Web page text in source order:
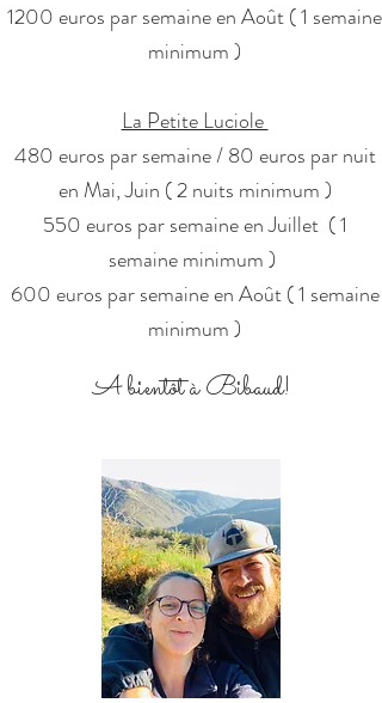
1200 euros par semaine en Août ( 1 semaine
minimum )
La Petite Luciole
480 euros par semaine / 80 euros par nuit
en Mai, Juin ( 2 nuits minimum )
550 euros par semaine en Juillet ( 1
semaine minimum )
600 euros par semaine en Août ( 1 semaine
minimum )
A bientôt à Bibaud!